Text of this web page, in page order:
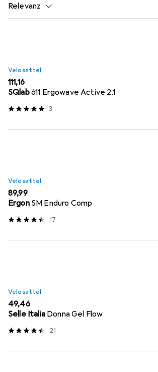
Relevanz
Velosattel
EUR
111,16
SQlab611 Ergowave Active 2.1
3
Velosattel
EUR
89,99
Ergon SM Enduro Comp
17
Velosattel
EUR
49,46
Selle Italia Donna Gel Flow
21